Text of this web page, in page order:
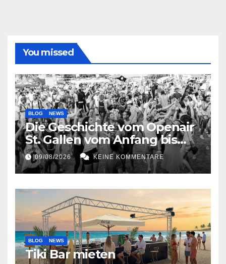
You missed
BLOG NEWS
Die Geschichte vom Openair
St. Gallen vom Anfang bis
jetzt
09/08/2026 KEINE KOMMENTARE
BLOG NEWS
Tiki Bar mieten